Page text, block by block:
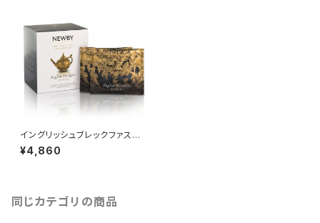
イングリッシュブレックファスト /
シルケンピラミッドティーバッグ1
5個入り
¥4,860
同じカテゴリの商品